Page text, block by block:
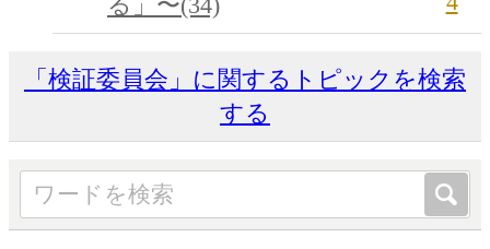
「検証委員会」に関するトピックを検索
する